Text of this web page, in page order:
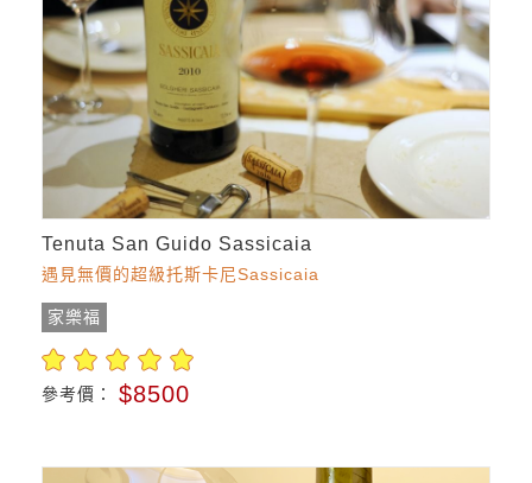
Tenuta San Guido Sassicaia
遇見無價的超級托斯卡尼Sassicaia
家樂福
參考價： $8500